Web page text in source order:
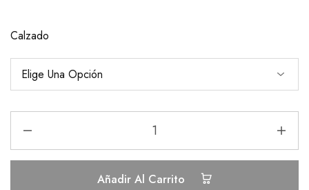
Calzado
Añadir Al Carrito